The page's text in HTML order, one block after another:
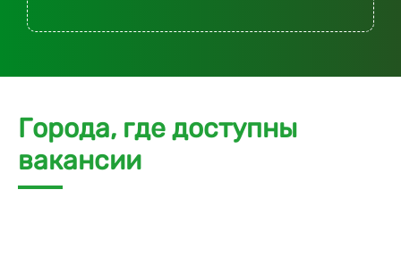
Города, где доступны
вакансии